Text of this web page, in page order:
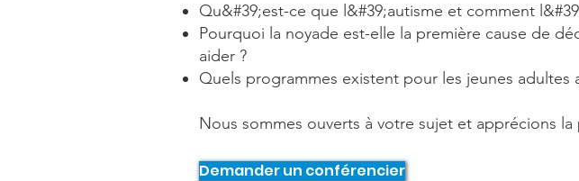
Qu&#39;est-ce que l&#39;autisme et comment
Pourquoi la noyade est-elle la première cause de
aider ?
Quels programmes existent pour les jeunes adultes
Nous sommes ouverts à votre sujet et apprécions
Demander un conférencier